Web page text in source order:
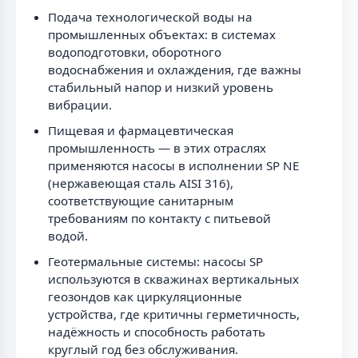
Подача технологической воды на
промышленных объектах: в системах
водоподготовки, оборотного
водоснабжения и охлаждения, где важны
стабильный напор и низкий уровень
вибрации.
Пищевая и фармацевтическая
промышленность — в этих отраслях
применяются насосы в исполнении SP NE
(нержавеющая сталь AISI 316),
соответствующие санитарным
требованиям по контакту с питьевой
водой.
Геотермальные системы: насосы SP
используются в скважинах вертикальных
геозондов как циркуляционные
устройства, где критичны герметичность,
надёжность и способность работать
круглый год без обслуживания.